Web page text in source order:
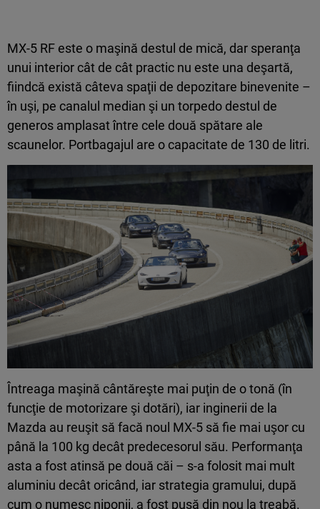
MX-5 RF este o maşină destul de mică, dar speranţa
unui interior cât de cât practic nu este una deşartă,
fiindcă există câteva spaţii de depozitare binevenite –
în uşi, pe canalul median şi un torpedo destul de
generos amplasat între cele două spătare ale
scaunelor. Portbagajul are o capacitate de 130 de litri.
Întreaga maşină cântăreşte mai puţin de o tonă (în
funcţie de motorizare şi dotări), iar inginerii de la
Mazda au reuşit să facă noul MX-5 să fie mai uşor cu
până la 100 kg decât predecesorul său. Performanţa
asta a fost atinsă pe două căi – s-a folosit mai mult
aluminiu decât oricând, iar strategia gramului, după
cum o numesc niponii, a fost pusă din nou la treabă.